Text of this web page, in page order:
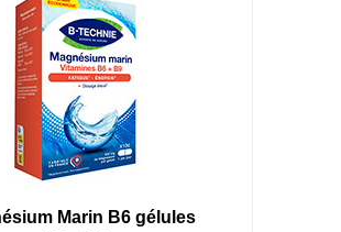
Marin B6 gélules